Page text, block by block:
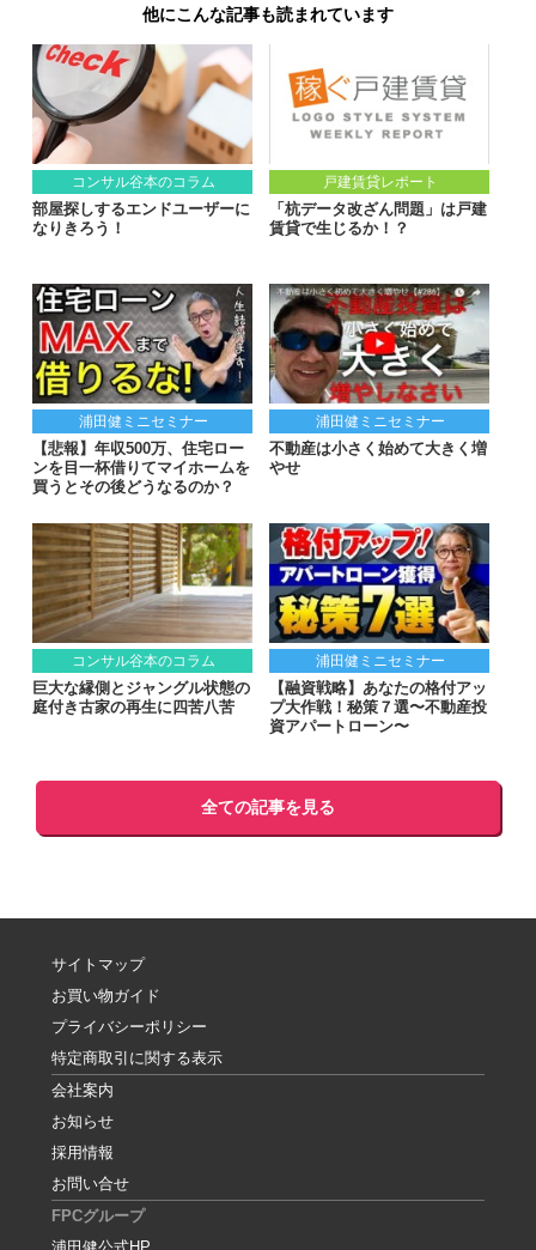
他にこんな記事も読まれています
コンサル谷本のコラム
部屋探しするエンドユーザーに
なりきろう！
戸建賃貸レポート
「杭データ改ざん問題」は戸建
賃貸で生じるか！？
浦田健ミニセミナー
【悲報】年収500万、住宅ロー
ンを目一杯借りてマイホームを
買うとその後どうなるのか？
浦田健ミニセミナー
不動産は小さく始めて大きく増
やせ
コンサル谷本のコラム
巨大な縁側とジャングル状態の
庭付き古家の再生に四苦八苦
浦田健ミニセミナー
【融資戦略】あなたの格付アッ
プ大作戦！秘策７選〜不動産投
資アパートローン〜
全ての記事を見る
サイトマップ
お買い物ガイド
プライバシーポリシー
特定商取引に関する表示
会社案内
お知らせ
採用情報
お問い合せ
FPCグループ